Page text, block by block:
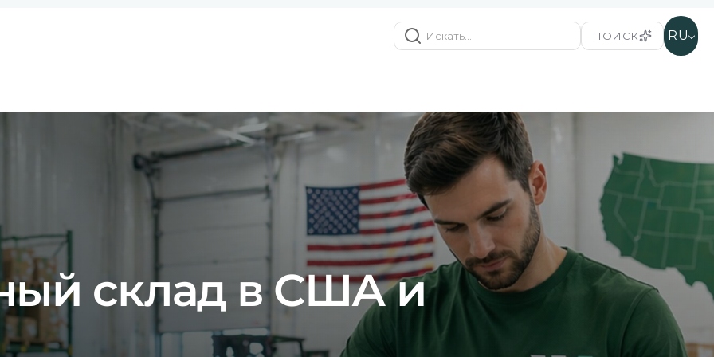
ПОИСК RU
склад в США и